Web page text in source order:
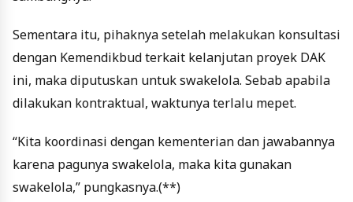
Sementara itu, pihaknya setelah melakukan konsultasi
dengan Kemendikbud terkait kelanjutan proyek DAK
ini, maka diputuskan untuk swakelola. Sebab apabila
dilakukan kontraktual, waktunya terlalu mepet.
“Kita koordinasi dengan kementerian dan jawabannya
karena pagunya swakelola, maka kita gunakan
swakelola,” pungkasnya.(**)